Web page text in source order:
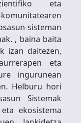
eta
sisteman
, baina baita
izan daitezen,
eta
ingurunean
Helburu hori
Sistemak
ekosistema